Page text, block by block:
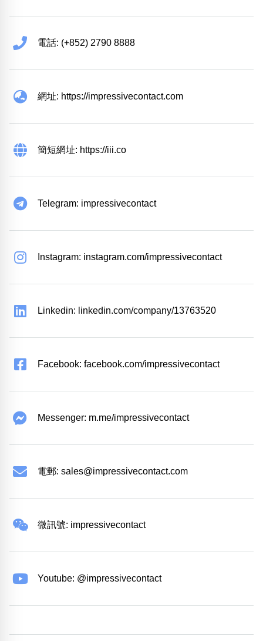
電話: (+852) 2790 8888
網址: https://impressivecontact.com
簡短網址: https://iii.co
Telegram: impressivecontact
Instagram: instagram.com/impressivecontact
Linkedin: linkedin.com/company/13763520
Facebook: facebook.com/impressivecontact
Messenger: m.me/impressivecontact
電郵: sales@impressivecontact.com
微訊號: impressivecontact
Youtube: @impressivecontact